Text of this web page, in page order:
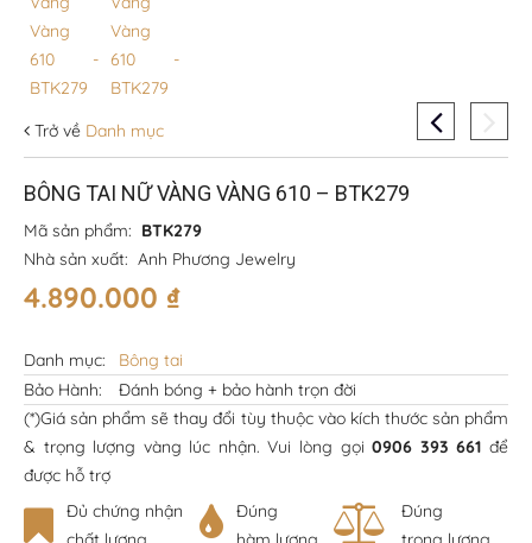
Trở về Danh mục
BÔNG TAI NỮ VÀNG VÀNG 610 – BTK279
Mã sản phẩm: BTK279
Nhà sản xuất: Anh Phương Jewelry
4.890.000 ₫
Danh mục:
Bông tai
Bảo Hành:
Đánh bóng + bảo hành trọn đời
(*)Giá sản phẩm sẽ thay đổi tùy thuộc vào kích thước sản phẩm
& trọng lượng vàng lúc nhận. Vui lòng gọi0906 393 661 để
được hỗ trợ
Đủ chứng nhận
Đúng
Đúng